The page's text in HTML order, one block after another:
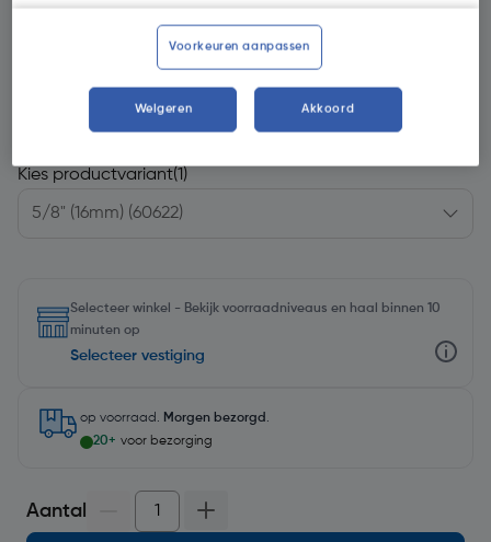
€ 0,19 | Excl. btw € 0,16
Kies productvariant(1)
Selecteer winkel - Bekijk voorraadniveaus en haal binnen 10
minuten op
Selecteer vestiging
op voorraad. Morgen bezorgd .
20+ voor bezorging
Aantal
Voorkeuren aanpassen
Weigeren Akkoord